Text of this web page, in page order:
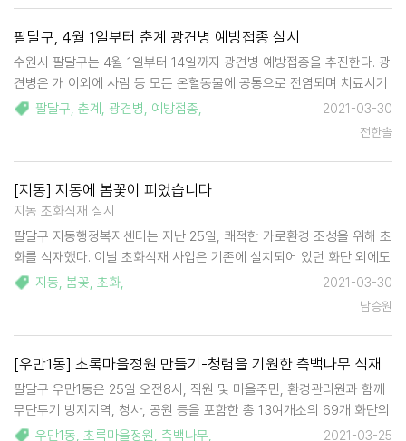
팔달구, 4월 1일부터 춘계 광견병 예방접종 실시
수원시 팔달구는 4월 1일부터 14일까지 광견병 예방접종을 추진한다. 광
견병은 개 이외에 사람 등 모든 온혈동물에 공통으로 전염되며 치료시기
를 놓치면 폐사에 이르게 되므로 이를 예방하기 위해선 예방접종이 필요
하다. 대상은 생후 2개월이 지난 반려견으로 팔달구 내 13개 동물병원에
팔달구, 춘계 , 광견병, 예방접종,
2021-03-30
전한솔
[지동] 지동에 봄꽃이 피었습니다
지동 초화식재 실시
팔달구 지동행정복지센터는 지난 25일, 쾌적한 가로환경 조성을 위해 초
화를 식재했다. 이날 초화식재 사업은 기존에 설치되어 있던 화단 외에도
지동초등학교 일대를 비롯한 관내 8개소 주변의 화단에 3000여 본의
초화를 식재했다. 특히, 지동초등학교 주변의 쓰레기 상습 투기 지역에…
지동, 봄꽃, 초화,
2021-03-30
남승원
[우만1동] 초록마을정원 만들기-청렴을 기원한 측백나무 식재
팔달구 우만1동은 25일 오전8시, 직원 및 마을주민, 환경관리원과 함께
무단투기 방지지역, 청사, 공원 등을 포함한 총 13여개소의 69개 화단의
마을정원을 조성했다. 마을정원에는 상시 푸름이 살아 있는 측백나무를
우만1동, 초록마을정원, 측백나무, 2021-03-25